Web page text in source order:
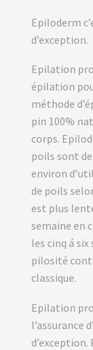
Epiloderm
d’exception.
Epilation
épilation
méthode
pin 100%
corps.
poils sont
environ
de poils
est plus
semaine en
les cinq á
pilosité
classique.
Epilation
l’assurance